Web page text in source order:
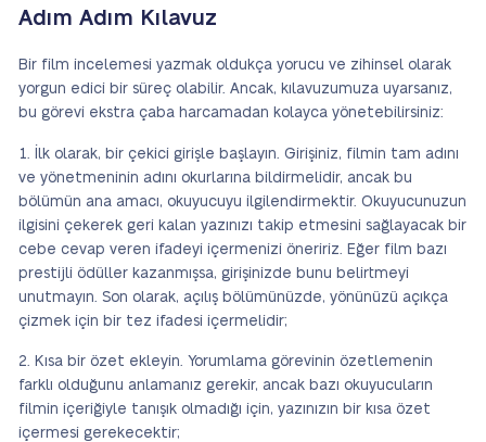
Adım Adım Kılavuz
Bir film incelemesi yazmak oldukça yorucu ve zihinsel olarak
yorgun edici bir süreç olabilir. Ancak, kılavuzumuza uyarsanız,
bu görevi ekstra çaba harcamadan kolayca yönetebilirsiniz:
İlk olarak, bir çekici girişle başlayın. Girişiniz, filmin tam adını
ve yönetmeninin adını okurlarına bildirmelidir, ancak bu
bölümün ana amacı, okuyucuyu ilgilendirmektir. Okuyucunuzun
ilgisini çekerek geri kalan yazınızı takip etmesini sağlayacak bir
cebe cevap veren ifadeyi içermenizi öneririz. Eğer film bazı
prestijli ödüller kazanmışsa, girişinizde bunu belirtmeyi
unutmayın. Son olarak, açılış bölümünüzde, yönünüzü açıkça
çizmek için bir tez ifadesi içermelidir;
Kısa bir özet ekleyin. Yorumlama görevinin özetlemenin
farklı olduğunu anlamanız gerekir, ancak bazı okuyucuların
filmin içeriğiyle tanışık olmadığı için, yazınızın bir kısa özet
içermesi gerekecektir;